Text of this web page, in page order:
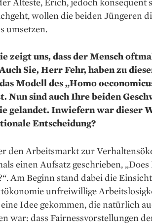
wollen die beiden Jüngeren
umsetzen.
zeigt uns, dass der Mensch
Sie, Herr Fehr, haben zu
Modell des „Homo
Nun sind auch Ihre beiden
gelandet. Inwiefern war dieser
Entscheidung?
den Arbeitsmarkt zur
einen Aufsatz geschrieben, „Does
Am Beginn stand dabei die
unfreiwillige
Idee gekommen, die natürlich
war: dass Fairnessvorstellungen